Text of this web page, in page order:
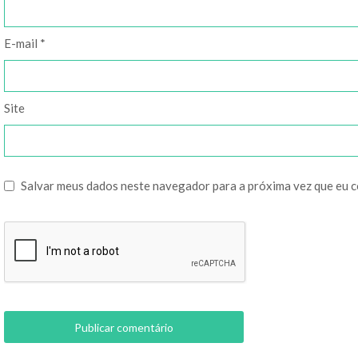
E-mail *
Site
Salvar meus dados neste navegador para a próxima vez que eu